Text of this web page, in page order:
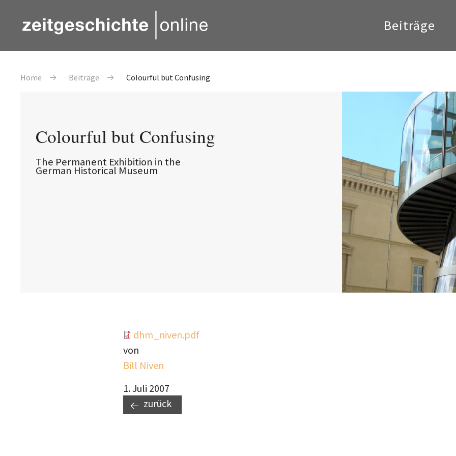
Beiträge
Pfadnavigation
Home Beiträge Colourful but Confusing
Colourful but Confusing
The Permanent Exhibition in the
German Historical Museum
Document
dhm_niven.pdf
von
Bill Niven
1. Juli 2007
zurück